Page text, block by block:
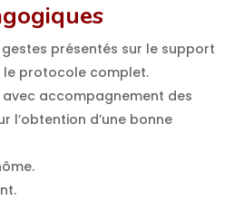
présentés sur le support
protocole complet.
accompagnement des
l’obtention d’une bonne